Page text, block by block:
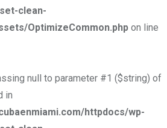
clean-
OptimizeCommon.php on line
null to parameter #1 ($string) of
in
httpdocs/wp-